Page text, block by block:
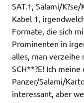
SAT.1, Salami/
Kabel 1,
Formate, die sich
Prominenten in
alles, man verzeihe
SCH**?E! Ich
Panzer/Salami/
interessant, aber